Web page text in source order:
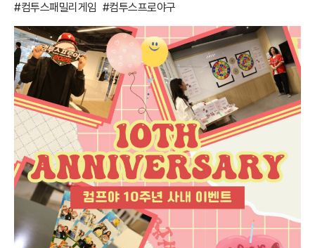
#컴투스패밀리게임 #컴투스프로야구